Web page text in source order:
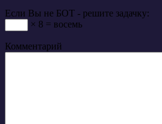
Если Вы не БОТ - решите задачку:
× 8 = восемь
Комментарий